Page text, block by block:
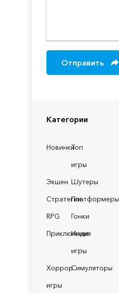
Категории
НовинкиТоп
игры
Экшен Шутеры
СтратегииПлатформеры
RPG
Гонки
Приключения
Инди
игры
Хоррор
игры
Симуляторы
Отправить